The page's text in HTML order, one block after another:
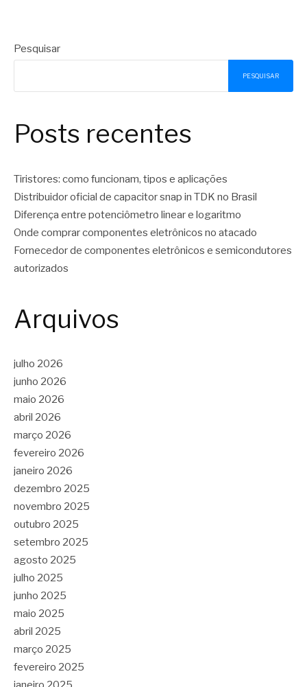
Pesquisar
PESQUISAR
Posts recentes
Tiristores: como funcionam, tipos e aplicações
Distribuidor oficial de capacitor snap in TDK no Brasil
Diferença entre potenciômetro linear e logaritmo
Onde comprar componentes eletrônicos no atacado
Fornecedor de componentes eletrônicos e semicondutores
autorizados
Arquivos
julho 2026
junho 2026
maio 2026
abril 2026
março 2026
fevereiro 2026
janeiro 2026
dezembro 2025
novembro 2025
outubro 2025
setembro 2025
agosto 2025
julho 2025
junho 2025
maio 2025
abril 2025
março 2025
fevereiro 2025